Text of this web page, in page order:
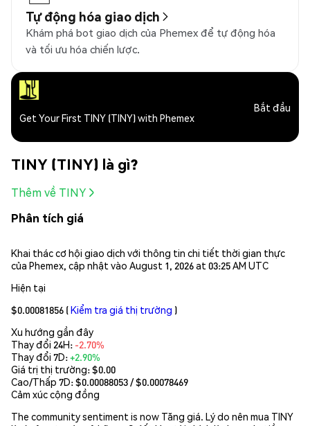
Tự động hóa giao dịch
Khám phá bot giao dịch của Phemex để tự động hóa
và tối ưu hóa chiến lược.
Get Your First TINY (TINY) with Phemex
Bắt đầu
TINY (TINY) là gì?
Thêm về TINY
Phân tích giá
Khai thác cơ hội giao dịch với thông tin chi tiết thời gian thực
của Phemex, cập nhật vào August 1, 2026 at 03:25 AM UTC
Hiện tại
$0.00081856 (Kiểm tra giá thị trường )
Xu hướng gần đây
Thay đổi 24H: -2.70%
Thay đổi 7D:+2.90%
Giá trị thị trường:$0.00
Cao/Thấp 7D: $0.00088053/ $0.00078469
Cảm xúc cộng đồng
The community sentiment is now Tăng giá. Lý do nên mua TINY